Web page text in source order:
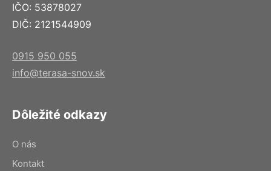
IČO: 53878027
DIČ: 2121544909
0915 950 055
info@terasa-snov.sk
Dôležité odkazy
O nás
Kontakt